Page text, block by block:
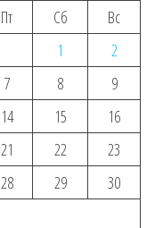
Пт Сб
Вс
1
2
7 8
9
14 15
16
21 22
23
28 29
30